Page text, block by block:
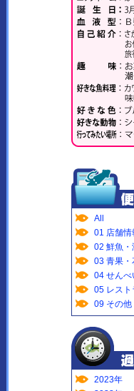
All
01 店舗情
02 鮮魚・
03 青果・
04 せんべ
05 レスト
09 その他
2023年